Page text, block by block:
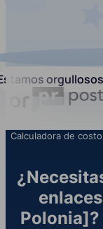
Calculadora de
Polonia]?